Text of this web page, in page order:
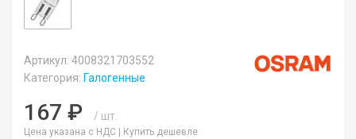
Артикул: 4008321703552
Категория: Галогенные
167 ₽ / шт.
Цена указана с НДС | Купить дешевле